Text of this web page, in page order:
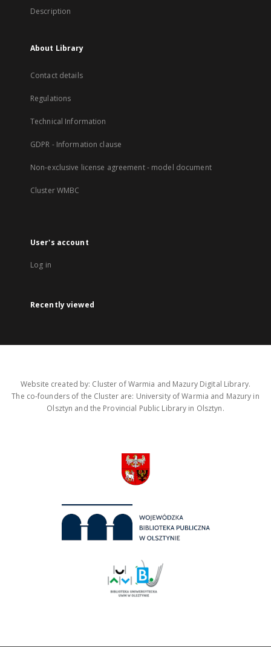
Description
About Library
Contact details
Regulations
Technical Information
GDPR - Information clause
Non-exclusive license agreement - model document
Cluster WMBC
User's account
Log in
Recently viewed
Website created by: Cluster of Warmia and Mazury Digital Library.
The co-founders of the Cluster are: University of Warmia and Mazury in
Olsztyn and the Provincial Public Library in Olsztyn.